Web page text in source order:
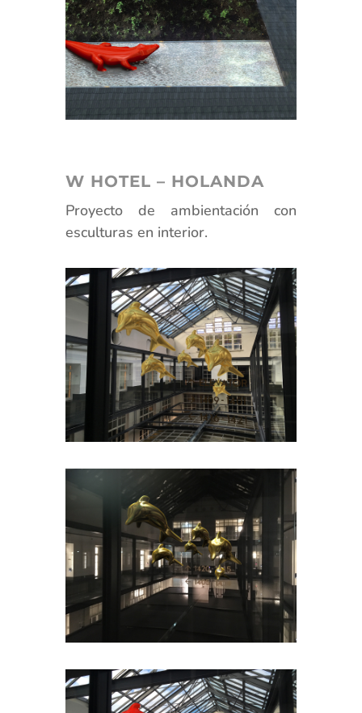
W HOTEL – HOLANDA
Proyecto de ambientación con
esculturas en interior.